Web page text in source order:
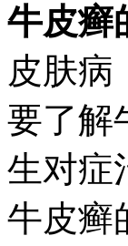
牛皮癣
皮肤病
要了解
生对症
牛皮癣